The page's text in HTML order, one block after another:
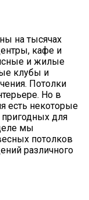
на тысячах
кафе и
и жилые
клубы и
Потолки
Но в
есть некоторые
для
мы
потолков
различного